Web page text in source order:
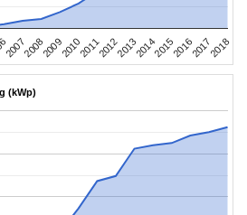
200720082009201020112012201320142015201620172018
(kWp)